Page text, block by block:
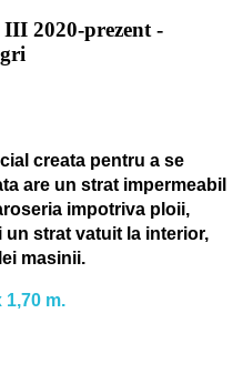
2020-prezent -
creata pentru a se
are un strat impermeabil
impotriva ploii,
strat vatuit la interior,
masinii.
1,70 m.